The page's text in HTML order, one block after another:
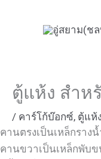
ตู้แห้ง สำห
/ คาร์โก้บ๊อกซ์, ตู้แห้ง
คานตรงเป็นเหล็กราง
คานขวาเป็นเหล็กพับ